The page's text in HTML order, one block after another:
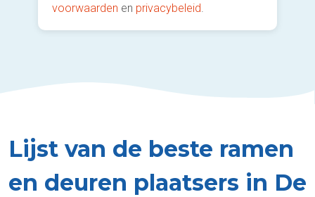
voorwaarden en privacybeleid
Lijst van de beste ramen
en deuren plaatsers in De